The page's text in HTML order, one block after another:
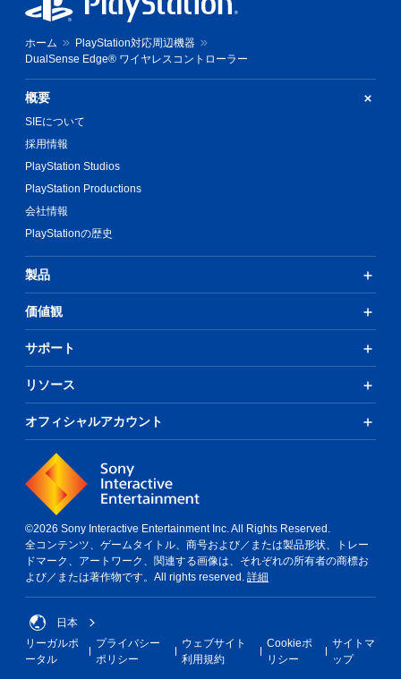
ホーム
PlayStation対応周辺機器
DualSense Edge® ワイヤレスコントローラー
概要
SIEについて
採用情報
PlayStation Studios
PlayStation Productions
会社情報
PlayStationの歴史
製品
価値観
サポート
リソース
オフィシャルアカウント
©2026 Sony Interactive Entertainment Inc. All Rights Reserved.
全コンテンツ、ゲームタイトル、商号および／または製品形状、トレー
ドマーク、アートワーク、関連する画像は、それぞれの所有者の商標お
よび／または著作物です。All rights reserved. 詳細
日本
リーガルポ
ータル
プライバシー
ポリシー
ウェブサイト
利用規約
Cookieポ
リシー
サイトマ
ップ